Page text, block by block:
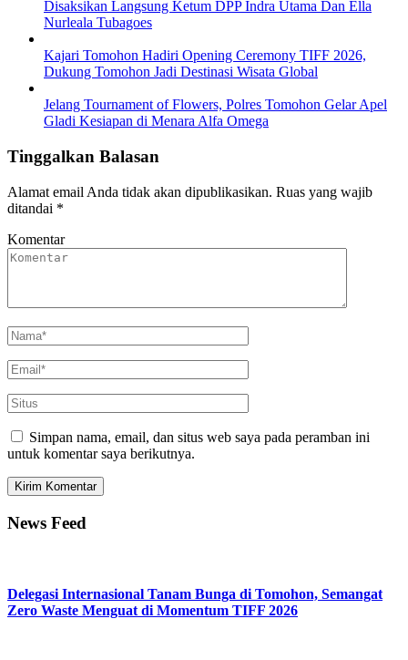
Disaksikan Langsung Ketum DPP Indra Utama Dan Ella
Nurleala Tubagoes
Kajari Tomohon Hadiri Opening Ceremony TIFF 2026,
Dukung Tomohon Jadi Destinasi Wisata Global
Jelang Tournament of Flowers, Polres Tomohon Gelar Apel
Gladi Kesiapan di Menara Alfa Omega
Tinggalkan Balasan
Alamat email Anda tidak akan dipublikasikan. Ruas yang wajib
ditandai *
Komentar
Simpan nama, email, dan situs web saya pada peramban ini
untuk komentar saya berikutnya.
News Feed
Delegasi Internasional Tanam Bunga di Tomohon, Semangat
Zero Waste Menguat di Momentum TIFF 2026